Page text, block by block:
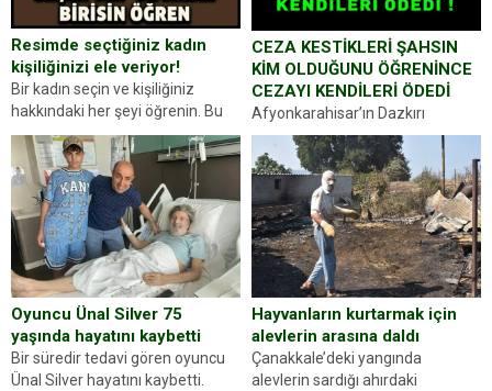
Resimde seçtiğiniz kadın
kişiliğinizi ele veriyor!
Bir kadın seçin ve kişiliğiniz
hakkındaki her şeyi öğrenin. Bu
kez karşınıza oldukça farklı bir
kişilik testiyle çıkıyoruz. Resimde
gördüğünüz kadın figürlerinden
dikkatinizi en...
CEZA KESTİKLERİ ŞAHSIN
KİM OLDUĞUNU ÖĞRENİNCE
CEZAYI KENDİLERİ ÖDEDİ
Afyonkarahisar’ın Dazkırı
ilçesinde trafik uygulaması
yapan jandarma ekipleri
durdurdukları bir otomobilin
sürücüsünden ehliyet ve ruhsat
sorup belgelerini istedi. Sürücü
Abdurrahman Ö.nün verdiği
evraklarda eksik olduğunu...
Oyuncu Ünal Silver 75
yaşında hayatını kaybetti
Bir süredir tedavi gören oyuncu
Ünal Silver hayatını kaybetti.
Hayvanların kurtarmak için
alevlerin arasına daldı
Çanakkale’deki yangında
alevlerin sardığı ahırdaki